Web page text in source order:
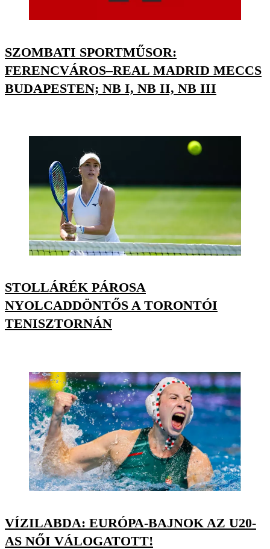
SZOMBATI SPORTMŰSOR:
FERENCVÁROS–REAL MADRID MECCS
BUDAPESTEN; NB I, NB II, NB III
STOLLÁRÉK PÁROSA
NYOLCADDÖNTŐS A TORONTÓI
TENISZTORNÁN
VÍZILABDA: EURÓPA-BAJNOK AZ U20-
AS NŐI VÁLOGATOTT!